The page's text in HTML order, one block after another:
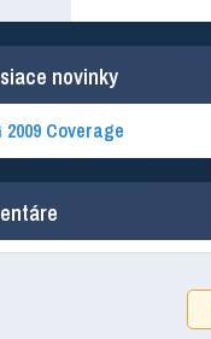
novinky
2009 Coverage